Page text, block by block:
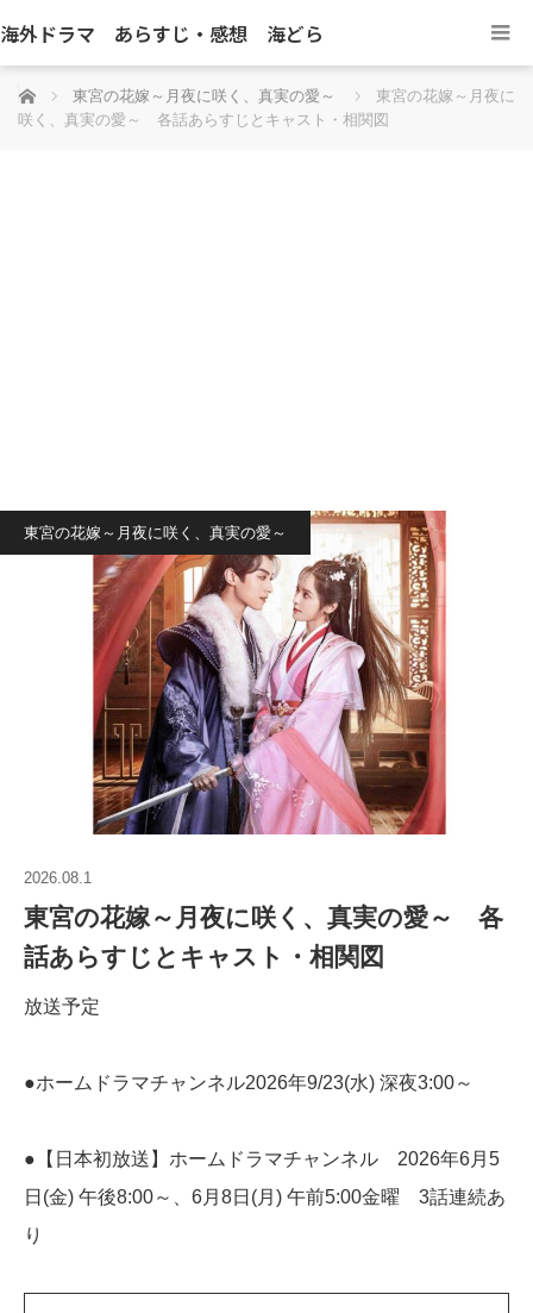
海外ドラマ あらすじ・感想 海どら
ホーム 東宮の花嫁～月夜に咲く、真実の愛～
東宮の花嫁～月夜に
咲く、真実の愛～ 各話あらすじとキャスト・相関図
東宮の花嫁～月夜に咲く、真実の愛～
2026.08.1
東宮の花嫁～月夜に咲く、真実の愛～ 各
話あらすじとキャスト・相関図
放送予定
●ホームドラマチャンネル2026年9/23(水) 深夜3:00～
●【日本初放送】ホームドラマチャンネル 2026年6月5
日(金) 午後8:00～、6月8日(月) 午前5:00金曜 3話連続あ
り